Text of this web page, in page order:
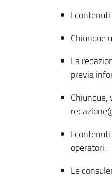
I
Chiunque
La
previa
I
operatori.
Le